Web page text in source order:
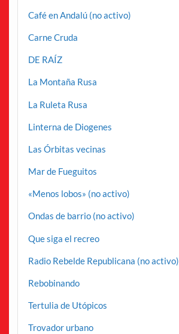
Café en Andalú (no activo)
Carne Cruda
DE RAÍZ
La Montaña Rusa
La Ruleta Rusa
Linterna de Diogenes
Las Órbitas vecinas
Mar de Fueguitos
«Menos lobos» (no activo)
Ondas de barrio (no activo)
Que siga el recreo
Radio Rebelde Republicana (no activo)
Rebobinando
Tertulia de Utópicos
Trovador urbano